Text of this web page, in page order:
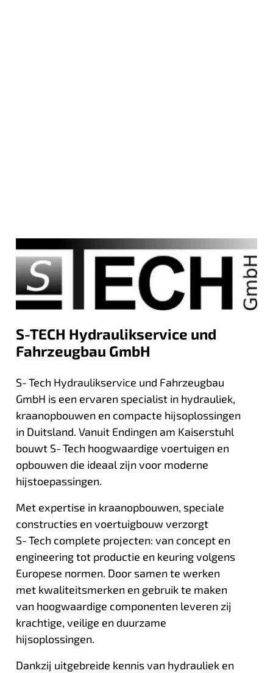
S-TECH Hydraulikservice und
Fahrzeugbau GmbH
S‑Tech Hydraulikservice und Fahrzeugbau
GmbH is een ervaren specialist in hydrauliek,
kraanopbouwen en compacte hijsoplossingen
in Duitsland. Vanuit Endingen am Kaiserstuhl
bouwt S‑Tech hoogwaardige voertuigen en
opbouwen die ideaal zijn voor moderne
hijstoepassingen.
Met expertise in kraanopbouwen, speciale
constructies en voertuigbouw verzorgt
S‑Tech complete projecten: van concept en
engineering tot productie en keuring volgens
Europese normen. Door samen te werken
met kwaliteitsmerken en gebruik te maken
van hoogwaardige componenten leveren zij
krachtige, veilige en duurzame
hijsoplossingen.
Dankzij uitgebreide kennis van hydrauliek en